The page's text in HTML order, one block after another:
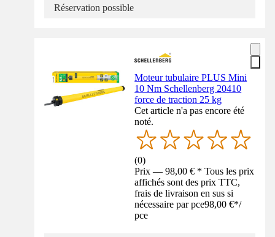
Réservation possible
Moteur tubulaire PLUS Mini
10 Nm Schellenberg 20410
force de traction 25 kg
Cet article n'a pas encore été
noté.
(0)
Prix — 98,00 € * Tous les prix
affichés sont des prix TTC,
frais de livraison en sus si
nécessaire par pce98,00 €*/
pce